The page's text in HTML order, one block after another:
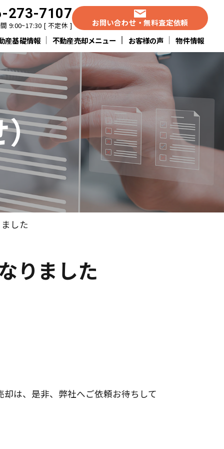
273-7107
9:00~17:30 [ 不定休 ]
お問い合わせ・無料査定依頼
産基礎情報 不動産売却メニュー お客様の声 物件情報
）
した
りました
は、是非、弊社へご依頼お待ちして